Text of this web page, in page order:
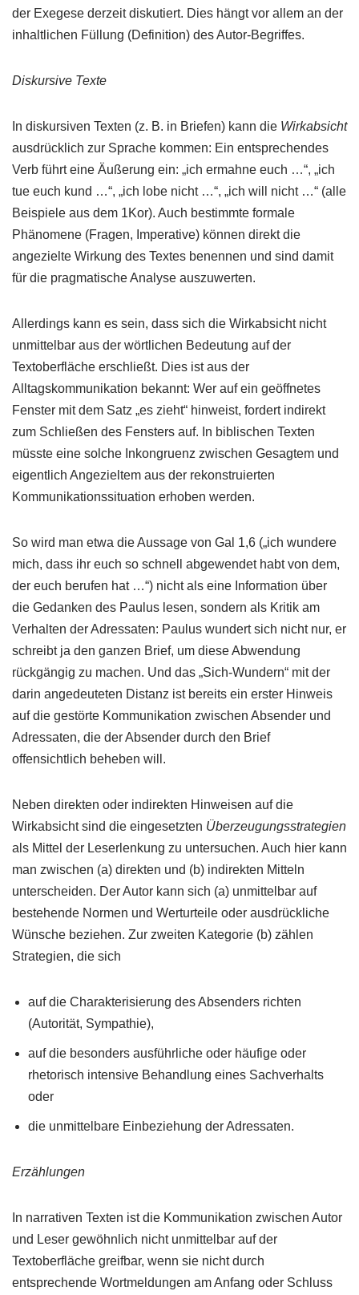
der Exegese derzeit diskutiert. Dies hängt vor allem an der
inhaltlichen Füllung (Definition) des Autor-Begriffes.
Diskursive Texte
In diskursiven Texten (z. B. in Briefen) kann die Wirkabsicht
ausdrücklich zur Sprache kommen: Ein entsprechendes
Verb führt eine Äußerung ein: „ich ermahne euch …“, „ich
tue euch kund …“, „ich lobe nicht …“, „ich will nicht …“ (alle
Beispiele aus dem 1Kor). Auch bestimmte formale
Phänomene (Fragen, Imperative) können direkt die
angezielte Wirkung des Textes benennen und sind damit
für die pragmatische Analyse auszuwerten.
Allerdings kann es sein, dass sich die Wirkabsicht nicht
unmittelbar aus der wörtlichen Bedeutung auf der
Textoberfläche erschließt. Dies ist aus der
Alltagskommunikation bekannt: Wer auf ein geöffnetes
Fenster mit dem Satz „es zieht“ hinweist, fordert indirekt
zum Schließen des Fensters auf. In biblischen Texten
müsste eine solche Inkongruenz zwischen Gesagtem und
eigentlich Angezieltem aus der rekonstruierten
Kommunikationssituation erhoben werden.
So wird man etwa die Aussage von Gal 1,6 („ich wundere
mich, dass ihr euch so schnell abgewendet habt von dem,
der euch berufen hat …“) nicht als eine Information über
die Gedanken des Paulus lesen, sondern als Kritik am
Verhalten der Adressaten: Paulus wundert sich nicht nur, er
schreibt ja den ganzen Brief, um diese Abwendung
rückgängig zu machen. Und das „Sich-Wundern“ mit der
darin angedeuteten Distanz ist bereits ein erster Hinweis
auf die gestörte Kommunikation zwischen Absender und
Adressaten, die der Absender durch den Brief
offensichtlich beheben will.
Neben direkten oder indirekten Hinweisen auf die
Wirkabsicht sind die eingesetzten Überzeugungsstrategien
als Mittel der Leserlenkung zu untersuchen. Auch hier kann
man zwischen (a) direkten und (b) indirekten Mitteln
unterscheiden. Der Autor kann sich (a) unmittelbar auf
bestehende Normen und Werturteile oder ausdrückliche
Wünsche beziehen. Zur zweiten Kategorie (b) zählen
Strategien, die sich
auf die Charakterisierung des Absenders richten
(Autorität, Sympathie),
auf die besonders ausführliche oder häufige oder
rhetorisch intensive Behandlung eines Sachverhalts
oder
die unmittelbare Einbeziehung der Adressaten.
Erzählungen
In narrativen Texten ist die Kommunikation zwischen Autor
und Leser gewöhnlich nicht unmittelbar auf der
Textoberfläche greifbar, wenn sie nicht durch
entsprechende Wortmeldungen am Anfang oder Schluss